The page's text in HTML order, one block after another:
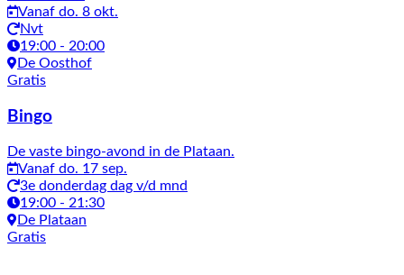
Vanaf do. 8 okt.
Nvt
19:00 - 20:00
De Oosthof
Gratis
Bingo
De vaste bingo-avond in de Plataan.
Vanaf do. 17 sep.
3e donderdag dag v/d mnd
19:00 - 21:30
De Plataan
Gratis